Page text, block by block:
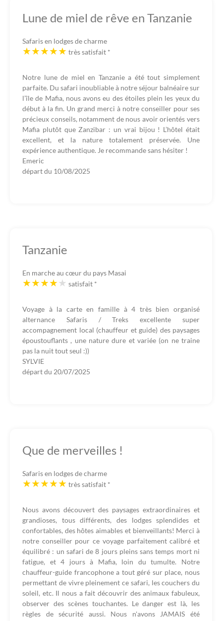
Lune de miel de rêve en Tanzanie
Safaris en lodges de charme
très satisfait *
Notre lune de miel en Tanzanie a été tout simplement
parfaite. Du safari inoubliable à notre séjour balnéaire sur
l’île de Mafia, nous avons eu des étoiles plein les yeux du
début à la fin. Un grand merci à notre conseiller pour ses
précieux conseils, notamment de nous avoir orientés vers
Mafia plutôt que Zanzibar : un vrai bijou ! L’hôtel était
excellent, et la nature totalement préservée. Une
expérience authentique. Je recommande sans hésiter !
Emeric
départ du 10/08/2025
Tanzanie
En marche au cœur du pays Masai
satisfait *
Voyage à la carte en famille à 4 très bien organisé
alternance Safaris / Treks excellente super
accompagnement local (chauffeur et guide) des paysages
époustouflants , une nature dure et variée (on ne traine
pas la nuit tout seul :))
SYLVIE
départ du 20/07/2025
Que de merveilles !
Safaris en lodges de charme
très satisfait *
Nous avons découvert des paysages extraordinaires et
grandioses, tous différents, des lodges splendides et
confortables, des hôtes aimables et bienveillants! Merci à
notre conseiller pour ce voyage parfaitement calibré et
équilibré : un safari de 8 jours pleins sans temps mort ni
fatigue, et 4 jours à Mafia, loin du tumulte. Notre
chauffeur-guide francophone a tout géré sur place, nous
permettant de vivre pleinement ce safari, les couchers du
soleil, etc. Il nous a fait découvrir des animaux fabuleux,
observer des scènes touchantes. Le danger est là, les
règles de sécurité aussi. Nous n'avons JAMAIS été